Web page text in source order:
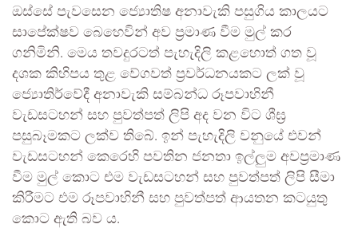
ඔස්සේ පැවසෙන ජ්‍යොතිෂ අනාවැකි පසුගිය කාලයට
සාපේක්ෂව බෙහෙවින් අව ප්‍රමාණ වීම මුල් කර
ගනිමිනි. මෙය තවදුරටත් පැහැදිලි කළහොත් ගත වූ
දශක කිහිපය තුළ වේගවත් ප්‍රවර්ධනයකට ලක් වූ
ජ්‍යොතිර්වේදී අනාවැකි සම්බන්ධ රූපවාහිනී
වැඩසටහන් සහ පුවත්පත් ලිපි අද වන විට ශීඝ්‍ර
පසුබෑමකට ලක්ව තිබේ. ඉන් පැහැදිලි වනුයේ එවන්
වැඩසටහන් කෙරෙහි පවතින ජනතා ඉල්ලුම අවප්‍රමාණ
වීම මුල් කොට එම වැඩසටහන් සහ පුවත්පත් ලිපි සීමා
කිරීමට එම රූපවාහිනී සහ පුවත්පත් ආයතන කටයුතු
කොට ඇති බව ය.